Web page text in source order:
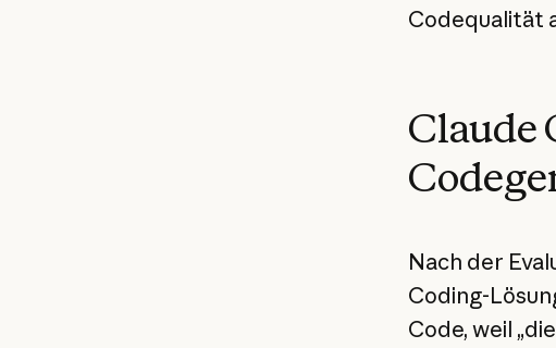
Codequalität
Claude
Nach der
Coding-
Code, weil